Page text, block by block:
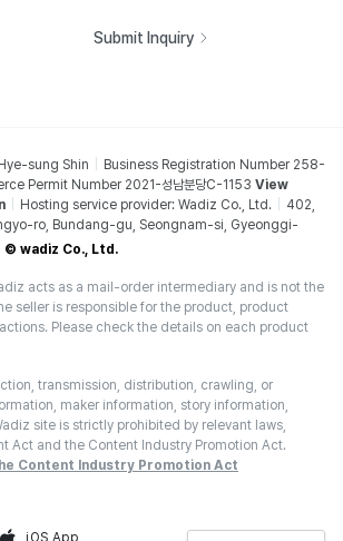
Submit Inquiry
sung Shin
Business Registration Number 258-
Permit Number 2021-성남분당C-1153 View
Hosting service provider: Wadiz Co., Ltd.
402,
ro, Bundang-gu, Seongnam-si, Gyeonggi-
© wadiz Co., Ltd.
acts as a mail-order intermediary and is not the
seller is responsible for the product, product
Please check the details on each product
transmission, distribution, crawling, or
maker information, story information,
site is strictly prohibited by relevant laws,
Act and the Content Industry Promotion Act.
Content Industry Promotion Act
iOS App